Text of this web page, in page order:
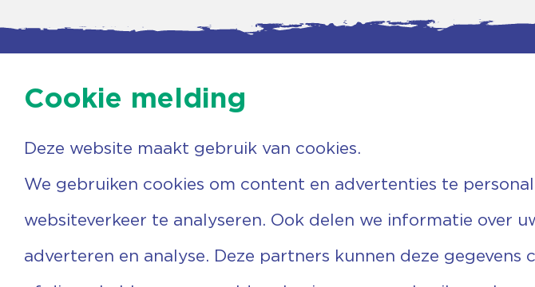
Agenda
Nieuwsbrief
Vrijwilligers
Steun ons
Contactgegevens
7731 PA Ommen
0529 455 767
info@vechtgenoten.nl
Cookie melding
Deze website maakt gebruik van cookies.
We gebruiken cookies om content en advertenties te
websiteverkeer te analyseren. Ook delen we informatie over
adverteren en analyse. Deze partners kunnen deze